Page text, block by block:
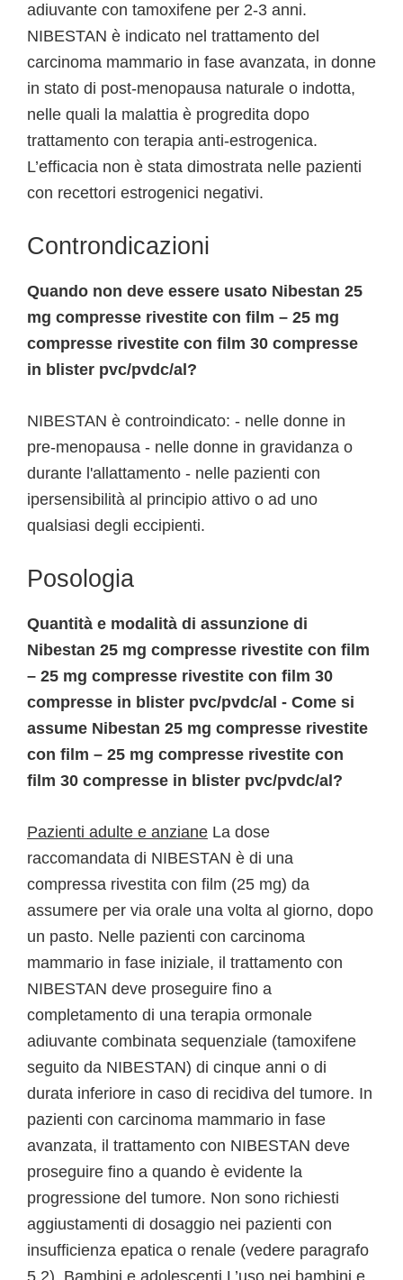
adiuvante con tamoxifene per 2-3 anni.
NIBESTAN è indicato nel trattamento del
carcinoma mammario in fase avanzata, in donne
in stato di post-menopausa naturale o indotta,
nelle quali la malattia è progredita dopo
trattamento con terapia anti-estrogenica.
L’efficacia non è stata dimostrata nelle pazienti
con recettori estrogenici negativi.
Controndicazioni
Quando non deve essere usato Nibestan 25
mg compresse rivestite con film – 25 mg
compresse rivestite con film 30 compresse
in blister pvc/pvdc/al?
NIBESTAN è controindicato: - nelle donne in
pre-menopausa - nelle donne in gravidanza o
durante l'allattamento - nelle pazienti con
ipersensibilità al principio attivo o ad uno
qualsiasi degli eccipienti.
Posologia
Quantità e modalità di assunzione di
Nibestan 25 mg compresse rivestite con film
– 25 mg compresse rivestite con film 30
compresse in blister pvc/pvdc/al - Come si
assume Nibestan 25 mg compresse rivestite
con film – 25 mg compresse rivestite con
film 30 compresse in blister pvc/pvdc/al?
Pazienti adulte e anziane La dose
raccomandata di NIBESTAN è di una
compressa rivestita con film (25 mg) da
assumere per via orale una volta al giorno, dopo
un pasto. Nelle pazienti con carcinoma
mammario in fase iniziale, il trattamento con
NIBESTAN deve proseguire fino a
completamento di una terapia ormonale
adiuvante combinata sequenziale (tamoxifene
seguito da NIBESTAN) di cinque anni o di
durata inferiore in caso di recidiva del tumore. In
pazienti con carcinoma mammario in fase
avanzata, il trattamento con NIBESTAN deve
proseguire fino a quando è evidente la
progressione del tumore. Non sono richiesti
aggiustamenti di dosaggio nei pazienti con
insufficienza epatica o renale (vedere paragrafo
5.2). Bambini e adolescenti L’uso nei bambini e